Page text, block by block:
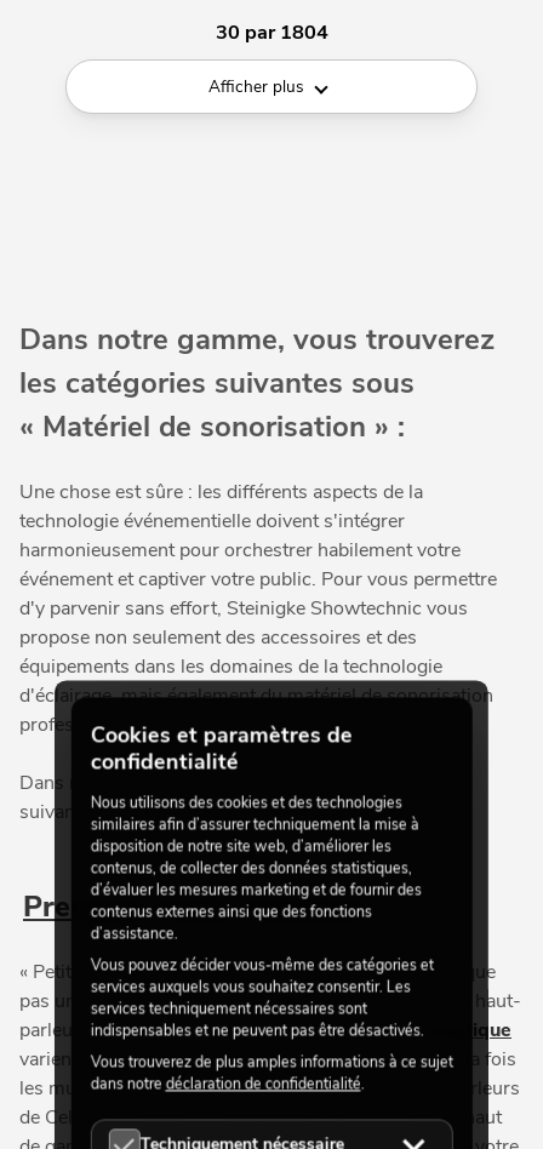
30 par 1804
Afficher plus
Dans notre gamme, vous trouverez
les catégories suivantes sous
« Matériel de sonorisation » :
Une chose est sûre : les différents aspects de la
technologie événementielle doivent s'intégrer
harmonieusement pour orchestrer habilement votre
événement et captiver votre public. Pour vous permettre
d'y parvenir sans effort, Steinigke Showtechnic vous
propose non seulement des accessoires et des
équipements dans les domaines de la technologie
d'éclairage, mais également du matériel de sonorisation
professionnel, provenant directement du fabricant.
Dans notre gamme, vous trouverez les catégories
suivantes sous « Matériel de sonorisation » :
Premium Audio Solutions
« Petit par la taille, grand par le son » : cela ne s'applique
pas uniquement à la gammeIFIX Serie. Bien que les haut-
parleurs de notre marque commercialeCelto Acoustique
varient en taille, leur son impressionnant convainc à la fois
les musiciens et les sociétés de location. Les haut-parleurs
de Celto Acoustique se démarquent par leur finition haut
Cookies et paramètres de
confidentialité
Nous utilisons des cookies et des technologies
similaires afin d’assurer techniquement la mise à
disposition de notre site web, d’améliorer les
contenus, de collecter des données statistiques,
d’évaluer les mesures marketing et de fournir des
contenus externes ainsi que des fonctions
d’assistance.
Vous pouvez décider vous-même des catégories et
services auxquels vous souhaitez consentir. Les
services techniquement nécessaires sont
indispensables et ne peuvent pas être désactivés.
Vous trouverez de plus amples informations à ce sujet
dans notre déclaration de confidentialité.
Techniquement nécessaire